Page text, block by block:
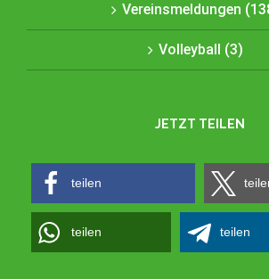
Vereinsmeldungen
Volleyball (3)
JETZT TEILEN
teilen
teilen teilen